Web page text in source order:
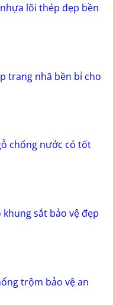
lõi thép đẹp bền
trang nhã bền bỉ cho
chống nước có tốt
sắt bảo vệ đẹp
trộm bảo vệ an